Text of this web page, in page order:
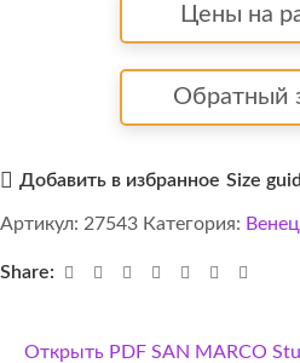
Цены на
Обратный
Добавить в избранное Size
Артикул: 27543 Категория:
Share:
Открыть PDF SAN MARCO